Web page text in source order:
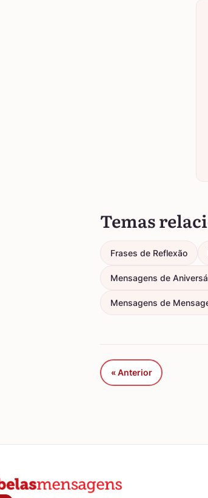
Temas
Frases de Reflexão
Mensagens de
Mensagens de
« Anterior